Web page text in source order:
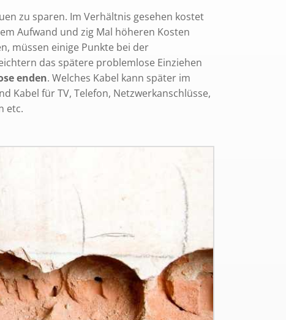
zu sparen. Im Verhältnis gesehen kostet
Aufwand und zig Mal höheren Kosten
müssen einige Punkte bei der
das spätere problemlose Einziehen
enden. Welches Kabel kann später im
Kabel für TV, Telefon, Netzwerkanschlüsse,
etc.